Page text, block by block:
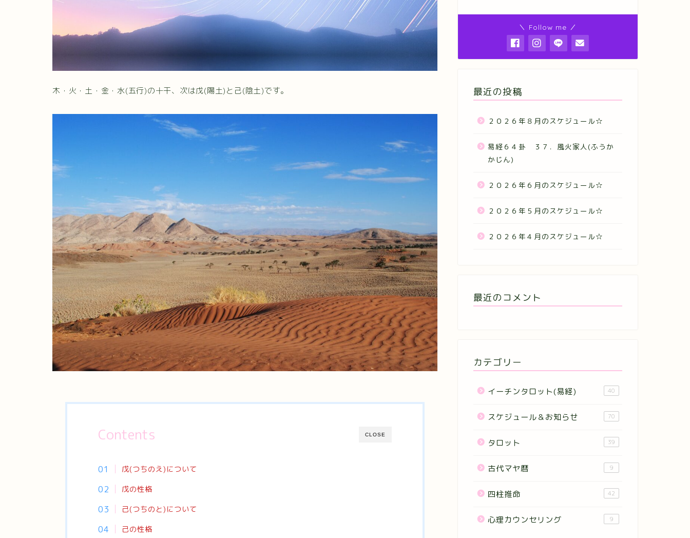
木・火・土・金・水(五行)の十干、次は戊(陽土)と己(陰土)です。
CLOSE
Contents
戊(つちのえ)について
戊の性格
己(つちのと)について
己の性格
＼ Follow me ／
最近の投稿
２０２６年８月のスケジュール☆
易経６４卦 ３７．風火家人(ふうか
かじん)
２０２６年６月のスケジュール☆
２０２６年５月のスケジュール☆
２０２６年４月のスケジュール☆
最近のコメント
カテゴリー
イーチンタロット(易経) 40
スケジュール＆お知らせ 70
タロット 39
古代マヤ暦 9
四柱推命 42
心理カウンセリング 9